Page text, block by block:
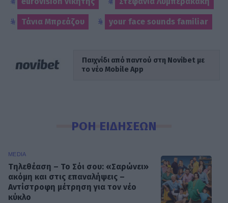
Τάνια Μπρεάζου your face sounds familiar
Παιχνίδι από παντού στη Novibet με
το νέο Mobile App
ΡΟΗ ΕΙΔΗΣΕΩΝ
MEDIA
Τηλεθέαση – Το Σόι σου: «Σαρώνει»
ακόμη και στις επαναλήψεις –
Αντίστροφη μέτρηση για τον νέο
κύκλο